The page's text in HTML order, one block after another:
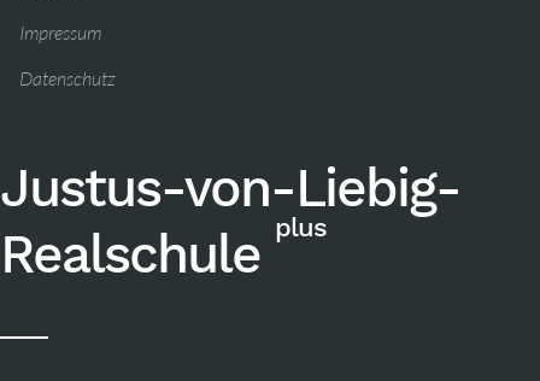
Impressum
Datenschutz
Justus-von-Liebig-
Realschule plus